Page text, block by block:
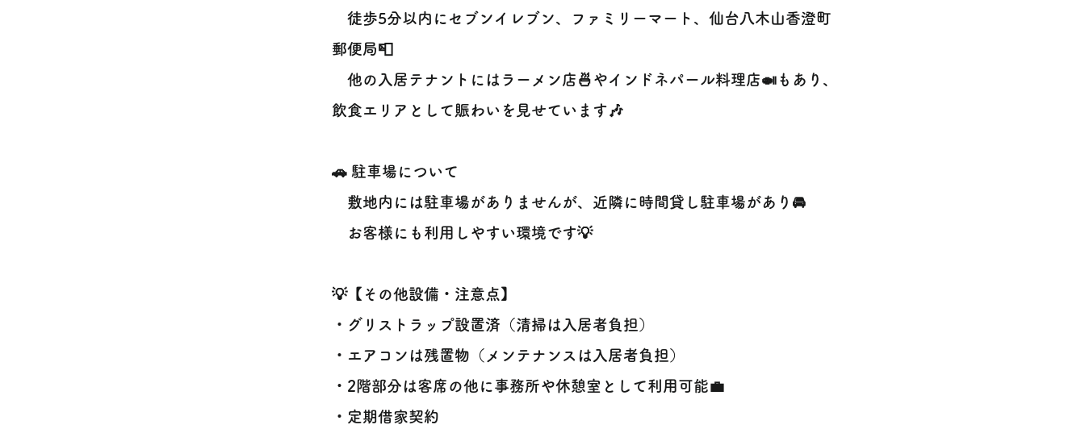
徒歩5分以内にセブンイレブン、ファミリーマート、仙台八木山香澄町
郵便局📮
他の入居テナントにはラーメン店🍜やインドネパール料理店🍛もあり、
飲食エリアとして賑わいを見せています🎶
🚗 駐車場について
敷地内には駐車場がありませんが、近隣に時間貸し駐車場があり🚘
お客様にも利用しやすい環境です💡
💡【その他設備・注意点】
・グリストラップ設置済（清掃は入居者負担）
・エアコンは残置物（メンテナンスは入居者負担）
・2階部分は客席の他に事務所や休憩室として利用可能💼
・定期借家契約